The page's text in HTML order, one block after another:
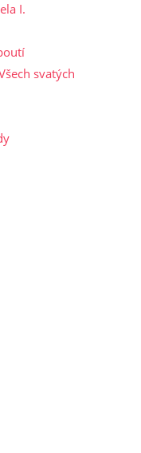
I.
svatých